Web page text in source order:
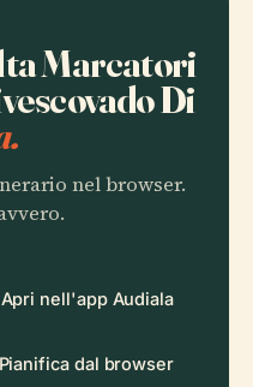
Marcatori
Di
nel browser.
Apri nell'app Audiala
Pianifica dal browser